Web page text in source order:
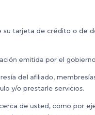
tarjeta de crédito o de
emitida por el
del afiliado,
y/o prestarle servicios.
de usted, como por